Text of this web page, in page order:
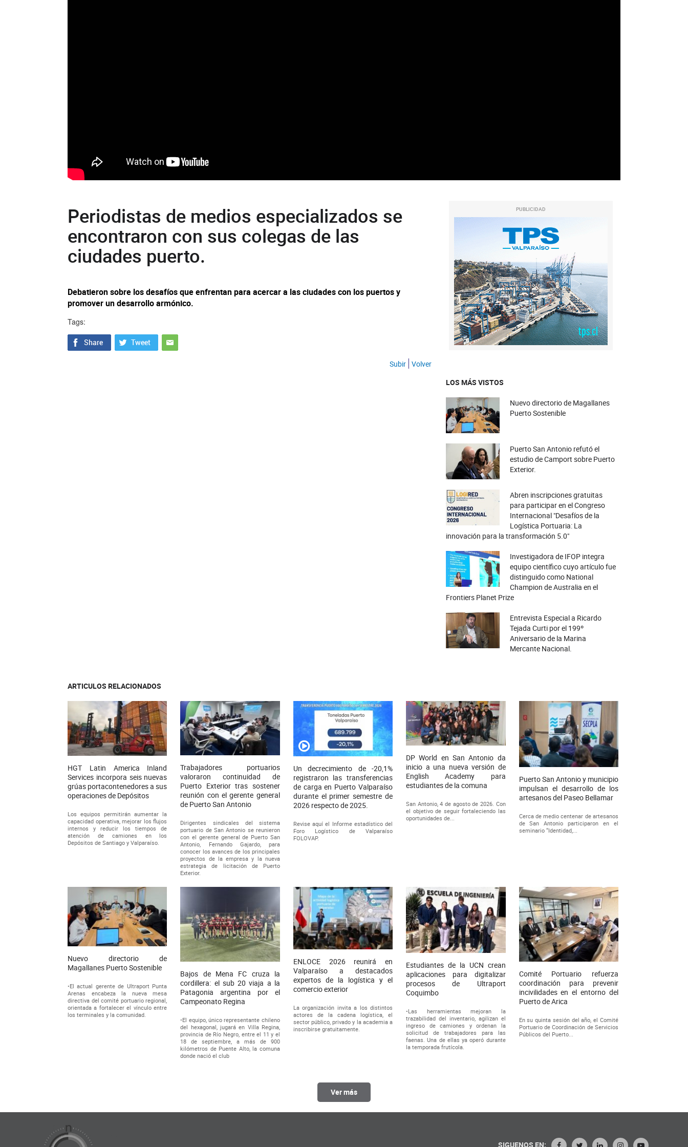
Periodistas de medios especializados se
encontraron con sus colegas de las
ciudades puerto.
Debatieron sobre los desafíos que enfrentan para acercar a las ciudades con los puertos y
promover un desarrollo armónico.
Tags:
Subir Volver
PUBLICIDAD
LOS MÁS VISTOS
Nuevo directorio de Magallanes
Puerto Sostenible
Puerto San Antonio refutó el
estudio de Camport sobre Puerto
Exterior.
Abren inscripciones gratuitas
para participar en el Congreso
Internacional "Desafíos de la
Logística Portuaria: La
innovación para la transformación 5.0"
Investigadora de IFOP integra
equipo científico cuyo artículo fue
distinguido como National
Champion de Australia en el
Frontiers Planet Prize
Entrevista Especial a Ricardo
Tejada Curti por el 199º
Aniversario de la Marina
Mercante Nacional.
ARTICULOS RELACIONADOS
HGT Latin America Inland
Services incorpora seis nuevas
grúas portacontenedores a sus
operaciones de Depósitos
Los equipos permitirán aumentar la
capacidad operativa, mejorar los flujos
internos y reducir los tiempos de
atención de camiones en los
Depósitos de Santiago y Valparaíso.
Trabajadores portuarios
valoraron continuidad de
Puerto Exterior tras sostener
reunión con el gerente general
de Puerto San Antonio
Dirigentes sindicales del sistema
portuario de San Antonio se reunieron
con el gerente general de Puerto San
Antonio, Fernando Gajardo, para
conocer los avances de los principales
proyectos de la empresa y la nueva
estrategia de licitación de Puerto
Exterior.
Un decrecimiento de -20,1%
registraron las transferencias
de carga en Puerto Valparaíso
durante el primer semestre de
2026 respecto de 2025.
Revise aquí el Informe estadístico del
Foro Logístico de Valparaíso
FOLOVAP.
DP World en San Antonio da
inicio a una nueva versión de
English Academy para
estudiantes de la comuna
San Antonio, 4 de agosto de 2026. Con
el objetivo de seguir fortaleciendo las
oportunidades de...
Puerto San Antonio y municipio
impulsan el desarrollo de los
artesanos del Paseo Bellamar
Cerca de medio centenar de artesanos
de San Antonio participaron en el
seminario “Identidad,...
Nuevo directorio de
Magallanes Puerto Sostenible
•El actual gerente de Ultraport Punta
Arenas encabeza la nueva mesa
directiva del comité portuario regional,
orientada a fortalecer el vínculo entre
los terminales y la comunidad.
Bajos de Mena FC cruza la
cordillera: el sub 20 viaja a la
Patagonia argentina por el
Campeonato Regina
•El equipo, único representante chileno
del hexagonal, jugará en Villa Regina,
provincia de Río Negro, entre el 11 y el
18 de septiembre, a más de 900
kilómetros de Puente Alto, la comuna
donde nació el club
ENLOCE 2026 reunirá en
Valparaíso a destacados
expertos de la logística y el
comercio exterior
La organización invita a los distintos
actores de la cadena logística, el
sector público, privado y la academia a
inscribirse gratuitamente.
Estudiantes de la UCN crean
aplicaciones para digitalizar
procesos de Ultraport
Coquimbo
•Las herramientas mejoran la
trazabilidad del inventario, agilizan el
ingreso de camiones y ordenan la
solicitud de trabajadores para las
faenas. Una de ellas ya operó durante
la temporada frutícola.
Comité Portuario refuerza
coordinación para prevenir
incivilidades en el entorno del
Puerto de Arica
En su quinta sesión del año, el Comité
Portuario de Coordinación de Servicios
Públicos del Puerto...
Ver más
SIGUENOS EN: